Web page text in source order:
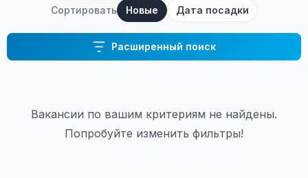
Сортировать Новые Дата посадки
Расширенный поиск
Вакансии по вашим критериям не найдены.
Попробуйте изменить фильтры!